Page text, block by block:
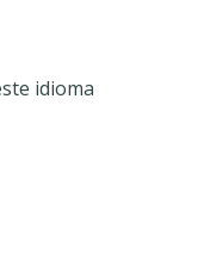
idioma